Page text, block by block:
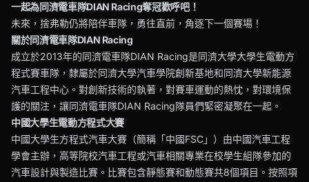
一起為同濟電車隊DIAN Racing奪冠歡呼吧！
未來，捨弗勒仍將陪伴車隊，勇往直前，角逐下一個賽場！
關於同濟電車隊DIAN Racing
成立於2013年的同濟電車隊DIAN Racing是同濟大學大學生電動方
程式賽車隊，隸屬於同濟大學汽車學院創新基地和同濟大學新能源
汽車工程中心。對創新技術的執著，對賽車運動的熱忱，對環境保
護的關注，讓同濟電車隊DIAN Racing隊員們緊密凝聚在一起。
中國大學生電動方程式大賽
中國大學生方程式汽車大賽（簡稱「中國FSC」）由中國汽車工程
學會主辦，高等院校汽車工程或汽車相關專業在校學生組隊參加的
汽車設計與製造比賽。比賽包含靜態賽和動態賽共8個項目。按照項